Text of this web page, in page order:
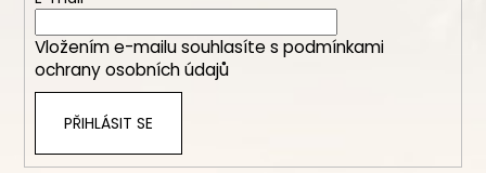
Vložením e-mailu souhlasíte s podmínkami
ochrany osobních údajů
PŘIHLÁSIT SE